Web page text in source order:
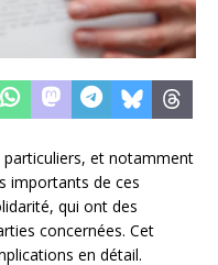
et notamment
importants de ces
qui ont des
concernées. Cet
en détail.